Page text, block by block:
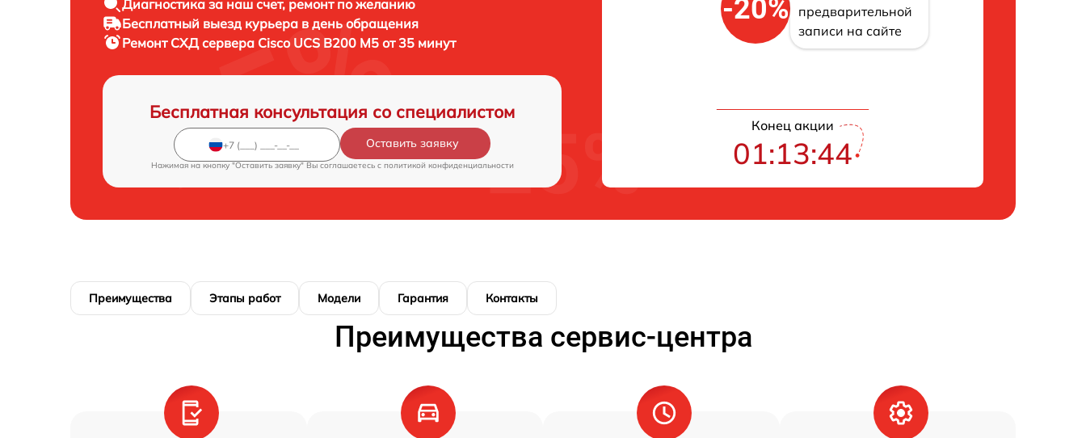
Диагностика за наш счет, ремонт по желанию
Бесплатный выезд курьера в день обращения
Ремонт СХД сервера Cisco UCS B200 M5 от 35 минут
Бесплатная консультация со специалистом
Оставить заявку
Нажимая на кнопку "Оставить заявку" Вы соглашаетесь c политикой конфиденциальности
-20%
предварительной
записи на сайте
Конец акции
01:13:43
Преимущества Этапы работ Модели Гарантия Контакты
Преимущества сервис-центра